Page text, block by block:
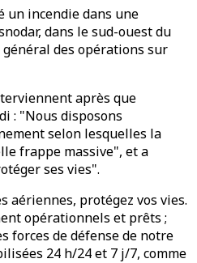
un incendie dans une
dans le sud-ouest du
des opérations sur
après que
: "Nous disposons
selon lesquelles la
frappe massive", et a
ses vies".
aériennes, protégez vos vies.
opérationnels et prêts ;
forces de défense de notre
24 h/24 et 7 j/7, comme